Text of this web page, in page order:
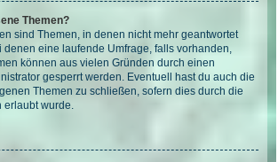
Themen?
sind Themen, in denen nicht mehr geantwortet
denen eine laufende Umfrage, falls vorhanden,
können aus vielen Gründen durch einen
gesperrt werden. Eventuell hast du auch die
Themen zu schließen, sofern dies durch die
erlaubt wurde.